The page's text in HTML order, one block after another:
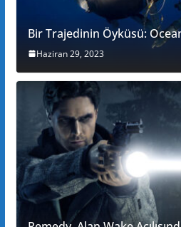
Bir Trajedinin Öyküsü:
Haziran 29, 2023